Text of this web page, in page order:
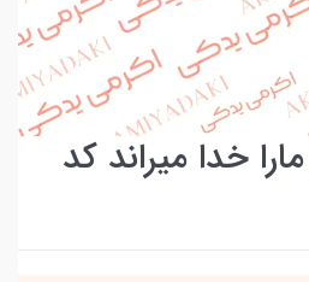
خدا میراند کد